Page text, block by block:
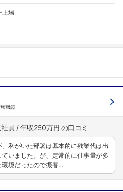
上場
密機器
員 年収250万円
私がいた部署は基本的に残業代は出
いました。が、定常的に仕事量が多
環境だったので振替…